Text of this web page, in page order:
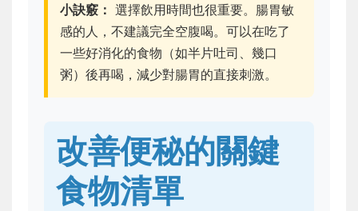
小訣竅： 選擇飲用時間也很重要。腸胃敏
感的人，不建議完全空腹喝。可以在吃了
一些好消化的食物（如半片吐司、幾口
粥）後再喝，減少對腸胃的直接刺激。
改善便秘的關鍵
食物清單